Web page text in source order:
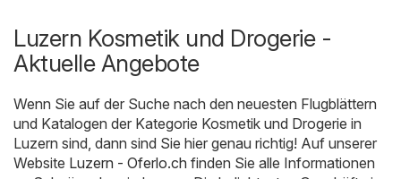
Luzern Kosmetik und Drogerie -
Aktuelle Angebote
Wenn Sie auf der Suche nach den neuesten Flugblättern
und Katalogen der Kategorie Kosmetik und Drogerie in
Luzern sind, dann sind Sie hier genau richtig! Auf unserer
Website Luzern - Oferlo.ch finden Sie alle Informationen